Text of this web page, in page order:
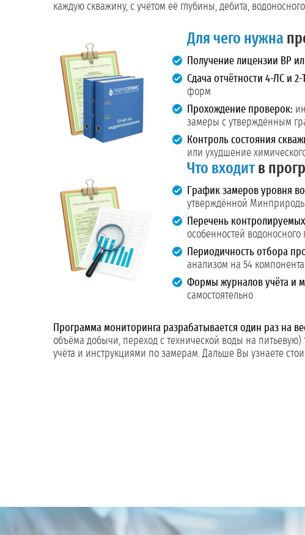
каждую скважину, с учётом её глубины, дебита,
Для чего нужна
Получение лицензии ВР
Сдача отчётности 4-ЛС и 2-
форм
Прохождение проверок:
замеры с утверждённым
Контроль состояния
или ухудшение
Что входит в
График замеров уровня
утверждённой
Перечень
особенностей водоносного
Периодичность отбора
анализом на 54 компонента
Формы журналов учёта и
самостоятельно
Программа мониторинга разрабатывается один раз на
объёма добычи, переход с технической воды на
учёта и инструкциями по замерам. Дальше Вы узнаете